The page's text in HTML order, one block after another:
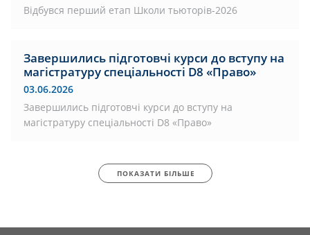
Відбувся перший етап Школи тьюторів-2026
Завершились підготовчі курси до вступу на
магістратуру спеціальності D8 «Право»
03.06.2026
Завершились підготовчі курси до вступу на
магістратуру спеціальності D8 «Право»
ПОКАЗАТИ БІЛЬШЕ